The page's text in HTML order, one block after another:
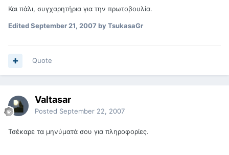
Και πάλι, συγχαρητήρια για την πρωτοβουλία.
EditedSeptember 21, 2007 by TsukasaGr
Quote
Valtasar
Posted September 22, 2007
Τσέκαρε τα μηνύματά σου για πληροφορίες.